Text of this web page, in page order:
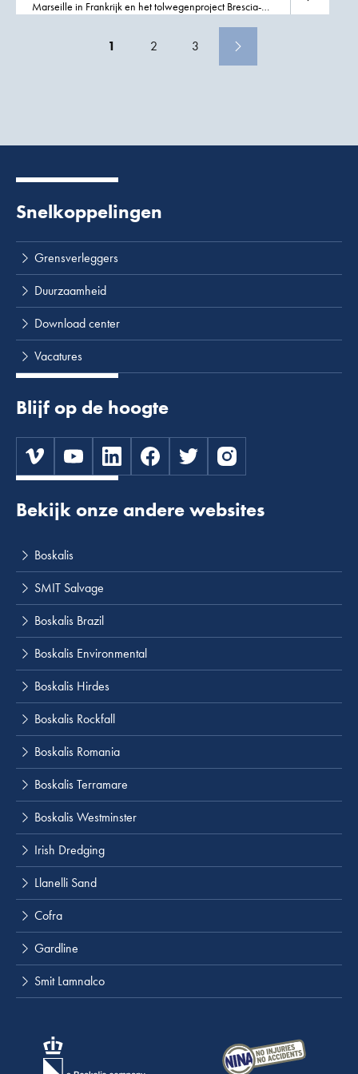
Marseille in Frankrijk en het tolwegenproject Brescia-
bouwcombinatie SAAone voor de
1 2 3
Snelkoppelingen
Grensverleggers
Duurzaamheid
Download center
Vacatures
Bekijk onze andere websites
Boskalis
SMIT Salvage
Boskalis Brazil
Boskalis Environmental
Boskalis Hirdes
Boskalis Rockfall
Boskalis Romania
Boskalis Terramare
Boskalis Westminster
Irish Dredging
Llanelli Sand
Cofra
Gardline
Smit Lamnalco
Blijf op de hoogte